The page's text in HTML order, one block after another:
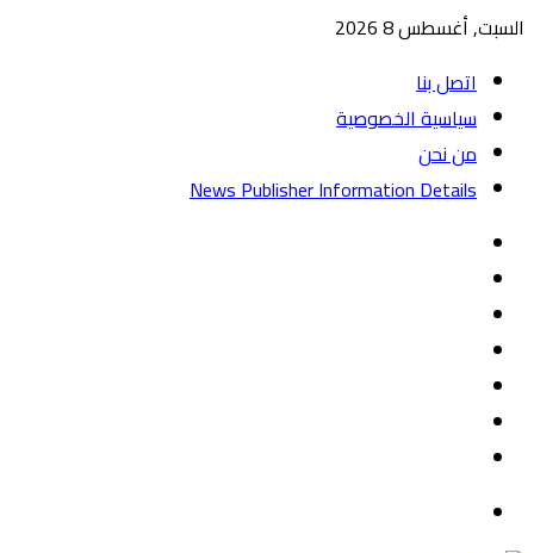
السبت, أغسطس 8 2026
اتصل بنا
سياسية الخصوصية
من نحن
News Publisher Information Details